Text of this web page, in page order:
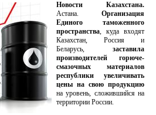
Новости Казахстана.
Астана. Организация
Единого таможенного
пространства, куда входят
Казахстан, Россия и
Беларусь, заставила
производителей горюче-
смазочных материалов
республики увеличивать
цены на свою продукцию
на уровень, сложившийся на
территории России.